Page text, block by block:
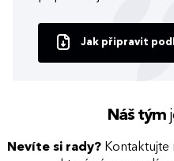
Jak připravit
Náš tým
Nevíte si rady?